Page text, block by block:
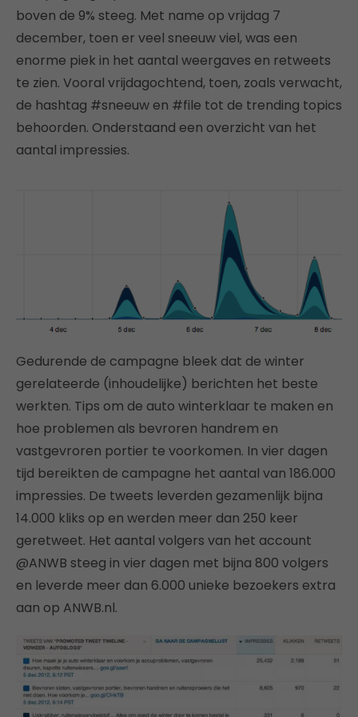
boven de 9% steeg. Met name op vrijdag 7
december, toen er veel sneeuw viel, was een
enorme piek in het aantal weergaves en retweets
te zien. Vooral vrijdagochtend, toen, zoals verwacht,
de hashtag #sneeuw en #file tot de trending topics
behoorden. Onderstaand een overzicht van het
aantal impressies.
Gedurende de campagne bleek dat de winter
gerelateerde (inhoudelijke) berichten het beste
werkten. Tips om de auto winterklaar te maken en
hoe problemen als bevroren handrem en
vastgevroren portier te voorkomen. In vier dagen
tijd bereikten de campagne het aantal van 186.000
impressies. De tweets leverden gezamenlijk bijna
14.000 kliks op en werden meer dan 250 keer
geretweet. Het aantal volgers van het account
@ANWB steeg in vier dagen met bijna 800 volgers
en leverde meer dan 6.000 unieke bezoekers extra
aan op ANWB.nl.